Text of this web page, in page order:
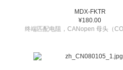
MDX-FKTR
¥180.00
终端匹配电阻，CANopen 母头（